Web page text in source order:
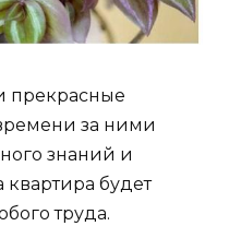
прекрасные
за ними
знаний и
будет
труда.